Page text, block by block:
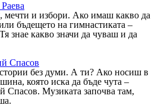
мечти и избори. Ако имаш какво да
бъдещето на гимнастиката –
знае какво значи да чуваш и да
Спасов
без думи. А ти? Ако носиш в
която иска да бъде чута –
Музиката започва там,